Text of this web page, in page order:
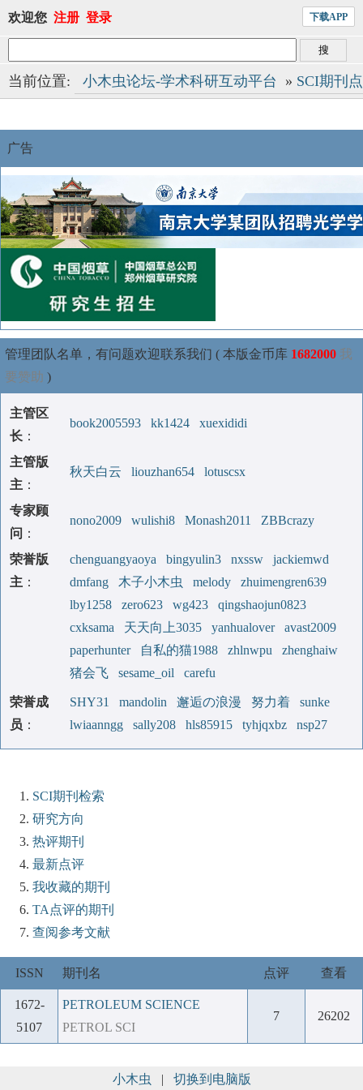
欢迎您 注册 登录 下载APP
当前位置: 小木虫论坛-学术科研互动平台 » SCI期刊
广告
管理团队名单，有问题欢迎联系我们 ( 本版金币库 1682000 我
要赞助 )
主管区
长 ：
book2005593 kk1424 xuexididi
主管版
主 ：
秋天白云 liouzhan654 lotuscsx
专家顾
问 ：
nono2009 wulishi8 Monash2011 ZBBcrazy
荣誉版
主 ：
chenguangyaoya bingyulin3 nxssw
jackiemwd
dmfang
木子小木虫 melody
zhuimengren639
lby1258
zero623 wg423
qingshaojun0823
cxksama
天天向上3035 yanhualover
avast2009
paperhunter
自私的猫1988 zhlnwpu
zhenghaiw
猪会飞
sesame_oil carefu
荣誉成
员 ：
SHY31 mandolin 邂逅の浪漫 努力着
sunke
lwiaanngg
sally208 hls85915 tyhjqxbz nsp27
SCI期刊检索
研究方向
热评期刊
最新点评
我收藏的期刊
TA点评的期刊
查阅参考文献
ISSN 期刊名 点评 查看
1672-
5107
PETROLEUM SCIENCE
PETROL SCI
7 26202
小木虫 | 切换到电脑版